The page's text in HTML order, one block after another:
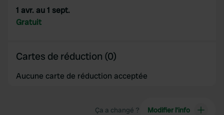
1 avr. au 1 sept.
Gratuit
Cartes de réduction (0)
Aucune carte de réduction acceptée
Ça a changé ? Modifier l’info